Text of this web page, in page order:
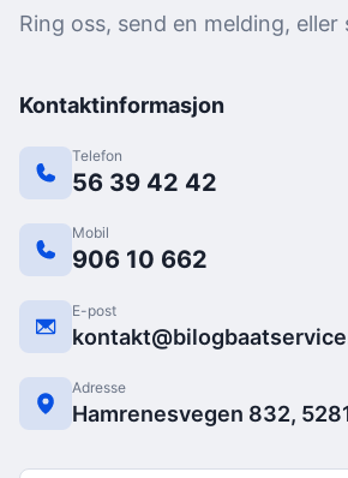
Ring oss, send en melding,
Kontaktinformasjon
Telefon
56 39 42 42
Mobil
906 10 662
E-post
Adresse
Hamrenesvegen 832,